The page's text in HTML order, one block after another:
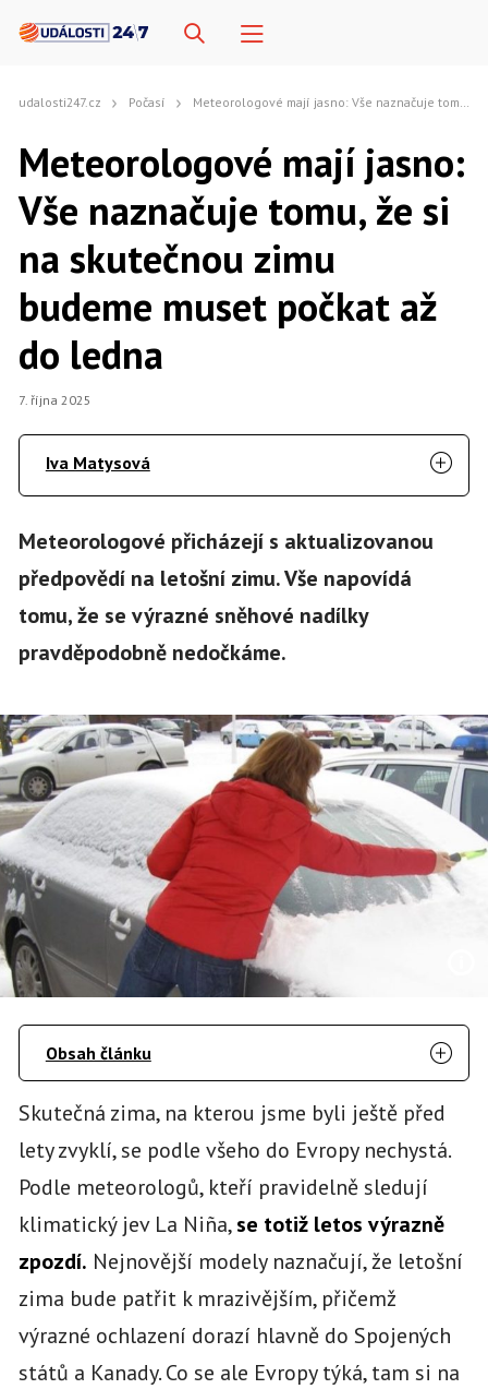
udalosti247.cz Počasí Meteorologové mají jasno: Vše naznačuje tomu, že si na skutečnou zimu budeme muset počkat až do ledna
Meteorologové mají jasno:
Vše naznačuje tomu, že si
na skutečnou zimu
budeme muset počkat až
do ledna
7. října 2025
Iva Matysová
Meteorologové přicházejí s aktualizovanou
předpovědí na letošní zimu. Vše napovídá
tomu, že se výrazné sněhové nadílky
pravděpodobně nedočkáme.
Obsah článku
Skutečná zima, na kterou jsme byli ještě před
lety zvyklí, se podle všeho do Evropy nechystá.
Podle meteorologů, kteří pravidelně sledují
klimatický jev La Niña,se totiž letos výrazně
zpozdí. Nejnovější modely naznačují, že letošní
zima bude patřit k mrazivějším, přičemž
výrazné ochlazení dorazí hlavně do Spojených
států a Kanady. Co se ale Evropy týká, tam si na